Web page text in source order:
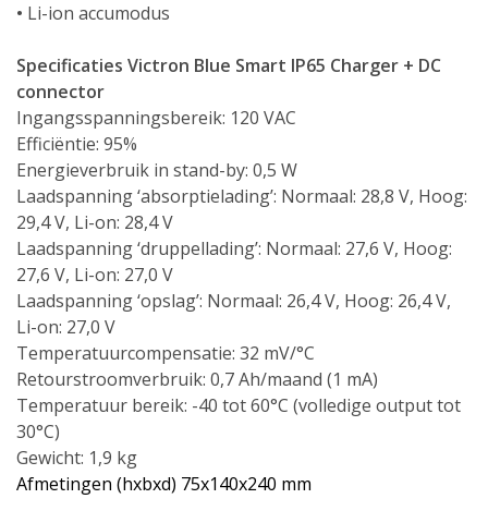
• Li-ion accumodus
Specificaties Victron Blue Smart IP65 Charger + DC
connector
Ingangsspanningsbereik: 120 VAC
Efficiëntie: 95%
Energieverbruik in stand-by: 0,5 W
Laadspanning ‘absorptielading’: Normaal: 28,8 V, Hoog:
29,4 V, Li-on: 28,4 V
Laadspanning ‘druppellading’: Normaal: 27,6 V, Hoog:
27,6 V, Li-on: 27,0 V
Laadspanning ‘opslag’: Normaal: 26,4 V, Hoog: 26,4 V,
Li-on: 27,0 V
Temperatuurcompensatie: 32 mV/°C
Retourstroomverbruik: 0,7 Ah/maand (1 mA)
Temperatuur bereik: -40 tot 60°C (volledige output tot
30°C)
Gewicht: 1,9 kg
Afmetingen (hxbxd) 75x140x240 mm